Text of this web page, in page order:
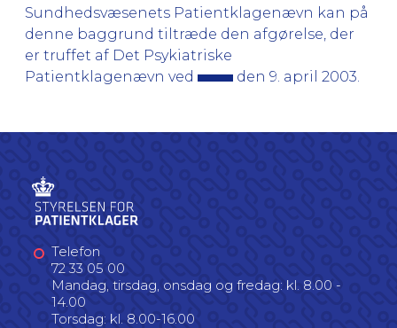
Sundhedsvæsenets Patientklagenævn kan på
denne baggrund tiltræde den afgørelse, der
er truffet af Det Psykiatriske
Patientklagenævn ved
den 9. april 2003.
Telefon
72 33 05 00
Mandag, tirsdag, onsdag og fredag: kl. 8.00 -
14.00
Torsdag: kl. 8.00-16.00